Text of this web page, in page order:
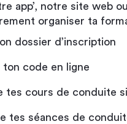
app’, notre site web
organiser ta
dossier d’inscription
ton code en ligne
tes cours de conduite
tes séances de